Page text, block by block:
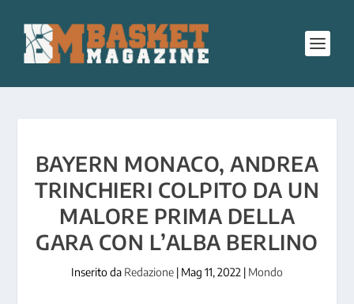
BAYERN MONACO, ANDREA
TRINCHIERI COLPITO DA UN
MALORE PRIMA DELLA
GARA CON L’ALBA BERLINO
Inserito da Redazione | Mag 11, 2022 | Mondo